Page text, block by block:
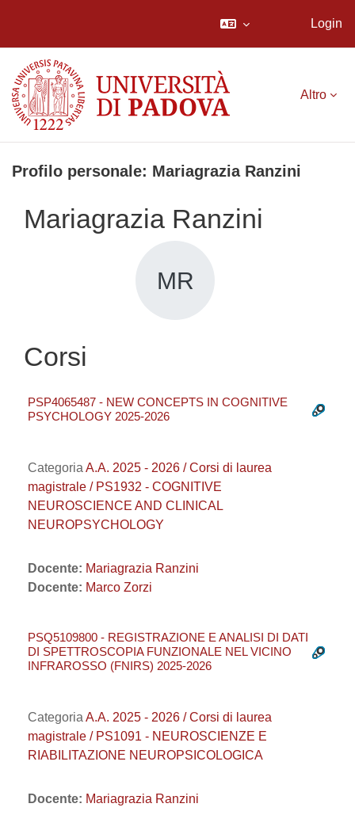
Login
Altro
Profilo personale: Mariagrazia Ranzini
Mariagrazia Ranzini
MR
Corsi
PSP4065487 - NEW CONCEPTS IN COGNITIVE
PSYCHOLOGY 2025-2026
Categoria A.A. 2025 - 2026 / Corsi di laurea
magistrale / PS1932 - COGNITIVE
NEUROSCIENCE AND CLINICAL
NEUROPSYCHOLOGY
Docente: Mariagrazia Ranzini
Docente: Marco Zorzi
PSQ5109800 - REGISTRAZIONE E ANALISI DI DATI
DI SPETTROSCOPIA FUNZIONALE NEL VICINO
INFRAROSSO (FNIRS) 2025-2026
Categoria A.A. 2025 - 2026 / Corsi di laurea
magistrale / PS1091 - NEUROSCIENZE E
RIABILITAZIONE NEUROPSICOLOGICA
Docente: Mariagrazia Ranzini